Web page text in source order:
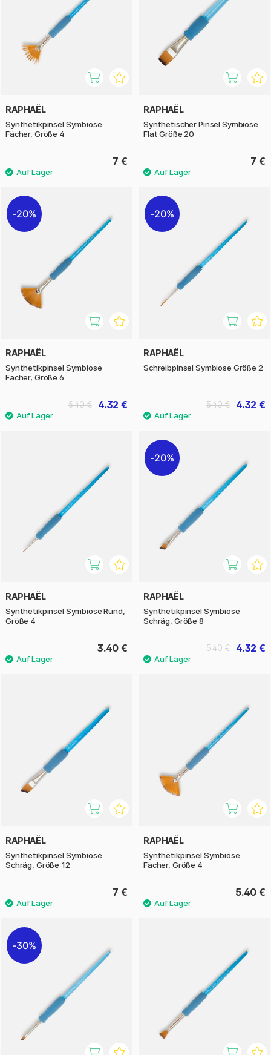
RAPHAËL
Synthetikpinsel Symbiose
Fächer, Größe 4
7 €
RAPHAËL
Synthetischer Pinsel Symbiose
Flat Größe 20
7 €
20%
RAPHAËL
Synthetikpinsel Symbiose
Fächer, Größe 6
4.32 €
5.40 €
20%
RAPHAËL
Schreibpinsel Symbiose Größe 2
4.32 €
5.40 €
RAPHAËL
Synthetikpinsel Symbiose Rund,
Größe 4
3.40 €
20%
RAPHAËL
Synthetikpinsel Symbiose
Schräg, Größe 8
4.32 €
5.40 €
RAPHAËL
Synthetikpinsel Symbiose
Schräg, Größe 12
7 €
RAPHAËL
Synthetikpinsel Symbiose
Fächer, Größe 4
5.40 €
30%